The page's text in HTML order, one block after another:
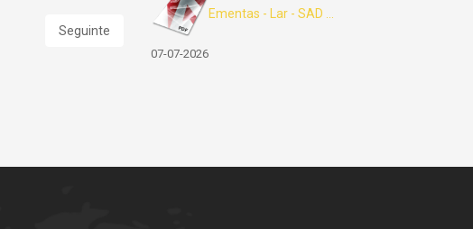
Seguinte
Ementas - Lar - SAD ...
07-07-2026